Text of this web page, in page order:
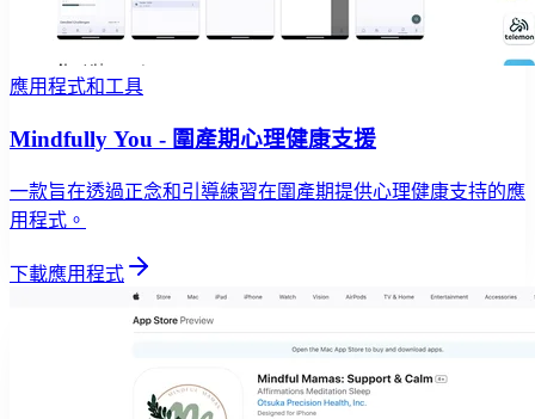
應用程式和工具
Mindfully You - 圍產期心理健康支援
一款旨在透過正念和引導練習在圍產期提供心理健康支持的應
用程式。
下載應用程式